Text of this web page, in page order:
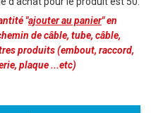
"ajouter au panier" en
de câble, tube, câble,
produits (embout, raccord,
plaque ...etc)